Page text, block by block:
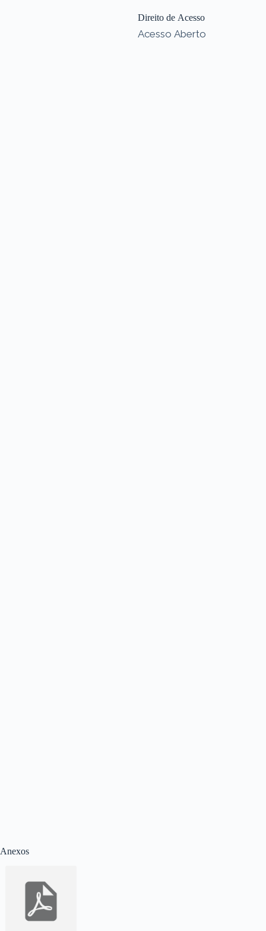
Anexos
Direito de Acesso
Acesso Aberto